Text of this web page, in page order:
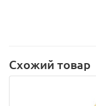
Схожий товар